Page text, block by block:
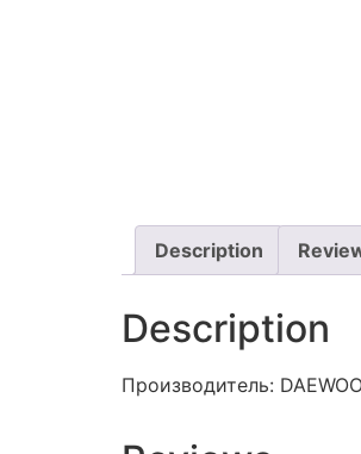
Description
Description
Производитель: